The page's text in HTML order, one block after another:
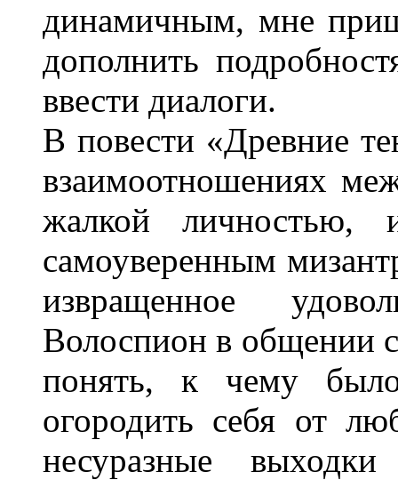
динамичным, мне
дополнить
ввести диалоги.
В повести «Древние
взаимоотношениях
жалкой личностью,
самоуверенным
извращенное
Волоспион в общении
понять, к чему
огородить себя от
несуразные